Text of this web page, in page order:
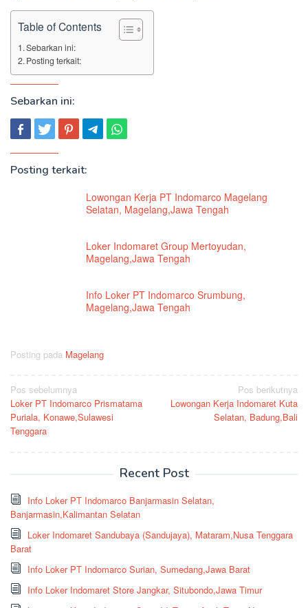
Table of Contents
Sebarkan ini:
Posting terkait:
Sebarkan ini:
Posting terkait:
Lowongan Kerja PT Indomarco Magelang
Selatan, Magelang,Jawa Tengah
Loker Indomaret Group Mertoyudan,
Magelang,Jawa Tengah
Info Loker PT Indomarco Srumbung,
Magelang,Jawa Tengah
Posting pada Magelang
Navigasi
pos
Pos sebelumnya
Loker PT Indomarco Prismatama
Puriala, Konawe,Sulawesi
Tenggara
Pos berikutnya
Lowongan Kerja Indomaret Kuta
Selatan, Badung,Bali
Recent Post
Info Loker PT Indomarco Banjarmasin Selatan,
Banjarmasin,Kalimantan Selatan
Loker Indomaret Sandubaya (Sandujaya), Mataram,Nusa Tenggara
Barat
Info Loker PT Indomarco Surian, Sumedang,Jawa Barat
Info Loker Indomaret Store Jangkar, Situbondo,Jawa Timur